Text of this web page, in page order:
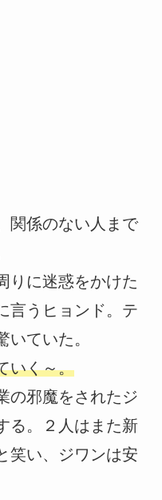
関係のない人まで
りに迷惑をかけた
言うヒョンド。テ
いていた。
いく～。
の邪魔をされたジ
る。２人はまた新
笑い、ジワンは安